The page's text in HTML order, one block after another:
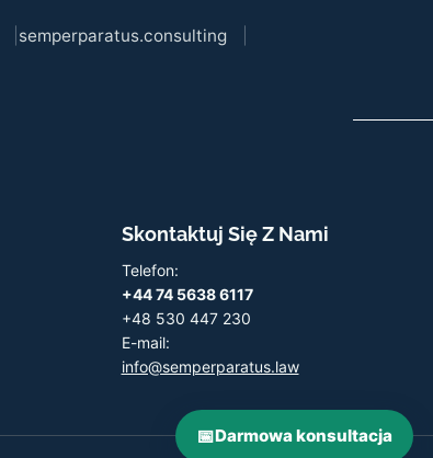
semperparatus.consulting
Skontaktuj Się Z Nami
Telefon:
+44 74 5638 6117
+48 530 447 230
E-mail:
info@semperparatus.law
📅Darmowa konsultacja